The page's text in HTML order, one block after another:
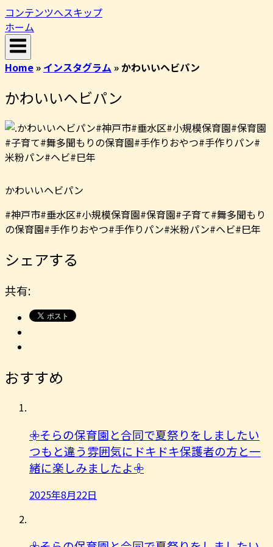
コンテンツへスキップ
ホーム
Home» インスタグラム » かわいいヘビパン
かわいいヘビパン
かわいいヘビパン
#神戸市#垂水区#小規模保育園#保育園#子育て#舞多聞もり
の保育園#手作りおやつ#手作りパン#米粉パン#ヘビ#巳年
シェアする
共有:
おすすめ
𖧷そらの保育園と合同で夏祭りをしましたい
つもと違う雰囲気にドキドキ保護者の方と一
緒に楽しみましたよ︎𖧷
2025年8月22日